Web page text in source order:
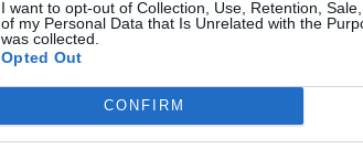
I want to opt-out of Collection, Use, Retention,
of my Personal Data that Is Unrelated with the
was collected.
Opted Out
CONFIRM